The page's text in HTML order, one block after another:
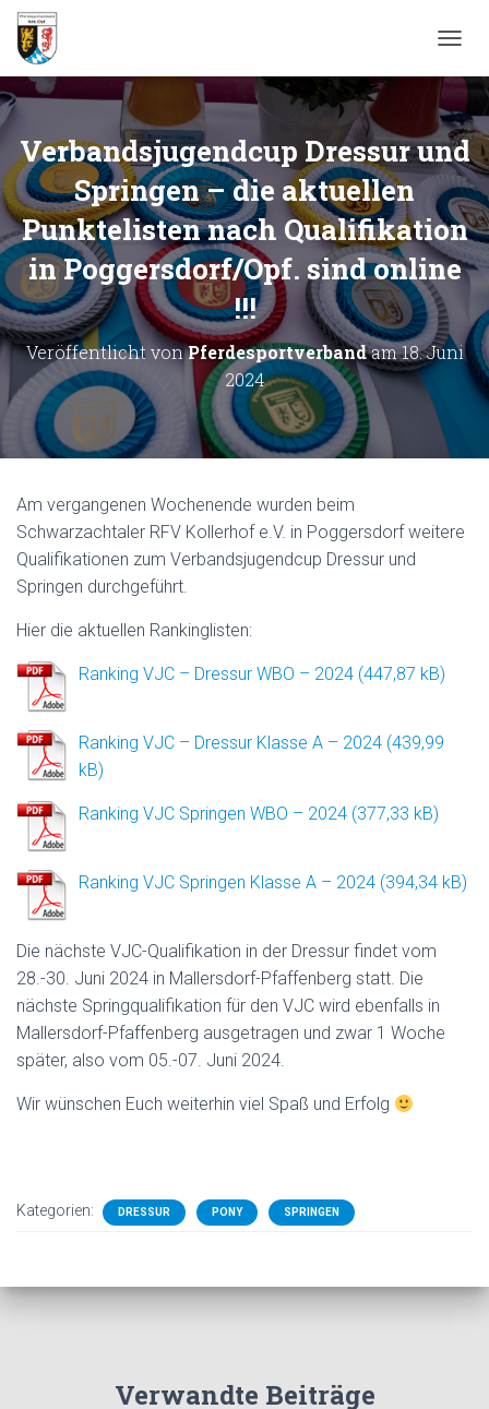
A
I
G
A
I
O
N
U
M
H
N
Verbandsjugendcup Dressur und
Springen – die aktuellen
Punktelisten nach Qualifikation
in Poggersdorf/Opf. sind online
!!!
Veröffentlicht vonPferdesportverbandam18. Juni
2024
Am vergangenen Wochenende wurden beim
Schwarzachtaler RFV Kollerhof e.V. in Poggersdorf weitere
Qualifikationen zum Verbandsjugendcup Dressur und
Springen durchgeführt.
Hier die aktuellen Rankinglisten:
Ranking VJC – Dressur WBO – 2024
Ranking VJC – Dressur Klasse A – 2024
Ranking VJC Springen WBO – 2024
Ranking VJC Springen Klasse A – 2024
Die nächste VJC-Qualifikation in der Dressur findet vom
28.-30. Juni 2024 in Mallersdorf-Pfaffenberg statt. Die
nächste Springqualifikation für den VJC wird ebenfalls in
Mallersdorf-Pfaffenberg ausgetragen und zwar 1 Woche
später, also vom 05.-07. Juni 2024.
Wir wünschen Euch weiterhin viel Spaß und Erfolg
Kategorien: DRESSUR PONY SPRINGEN
Verwandte Beiträge